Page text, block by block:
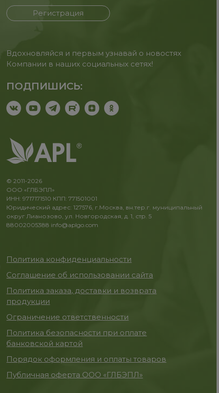
Регистрация
Вдохновляйся и первым узнавай о новостях
Компании в наших социальных сетях!
ПОДПИШИСЬ:
© 2011-2026
ООО «ГЛБЭПЛ»
ИНН: 9717171510 КПП: 771501001
Юридический адрес: 127576, г.Москва, вн.тер.г. муниципальный
округ Лианозово, ул. Новгородская, д. 1, стр. 5
88002005388 info@aplgo.com
Политика конфиденциальности
Соглашение об использовании сайта
Политика заказа, доставки и возврата
продукции
Ограничение ответственности
Политика безопасности при оплате
банковской картой
Порядок оформления и оплаты товаров
Публичная оферта ООО «ГЛБЭПЛ»